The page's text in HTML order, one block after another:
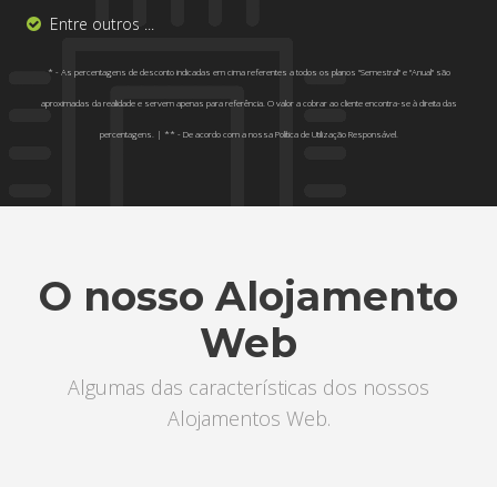
Entre outros ...
* - As percentagens de desconto indicadas em cima referentes a todos os planos "Semestral" e "Anual" são
aproximadas da realidade e servem apenas para referência. O valor a cobrar ao cliente encontra-se à direita das
percentagens. | ** - De acordo com a nossa Política de Utilização Responsável.
O nosso Alojamento
Web
Algumas das características dos nossos
Alojamentos Web.